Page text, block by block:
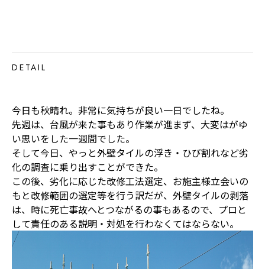
DETAIL
今日も秋晴れ。非常に気持ちが良い一日でしたね。
先週は、台風が来た事もあり作業が進まず、大変はがゆ
い思いをした一週間でした。
そして今日、やっと外壁タイルの浮き・ひび割れなど劣
化の調査に乗り出すことができた。
この後、劣化に応じた改修工法選定、お施主様立会いの
もと改修範囲の選定等を行う訳だが、外壁タイルの剥落
は、時に死亡事故へとつながるの事もあるので、プロと
して責任のある説明・対処を行わなくてはならない。